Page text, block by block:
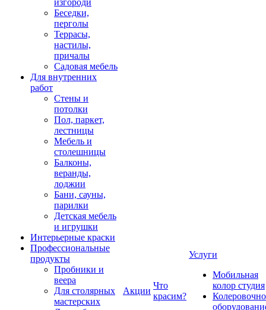
изгороди
Беседки,
перголы
Террасы,
настилы,
причалы
Садовая мебель
Для внутренних
работ
Стены и
потолки
Пол, паркет,
лестницы
Мебель и
столешницы
Балконы,
веранды,
лоджии
Бани, сауны,
парилки
Детская мебель
и игрушки
Интерьерные краски
Профессиональные
продукты
Пробники и
веера
Для столярных
мастерских
Акции
Что
красим?
Услуги
Мобильная
колор студия